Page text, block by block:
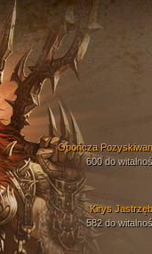
Kirys
582 do
Opończa
600 do